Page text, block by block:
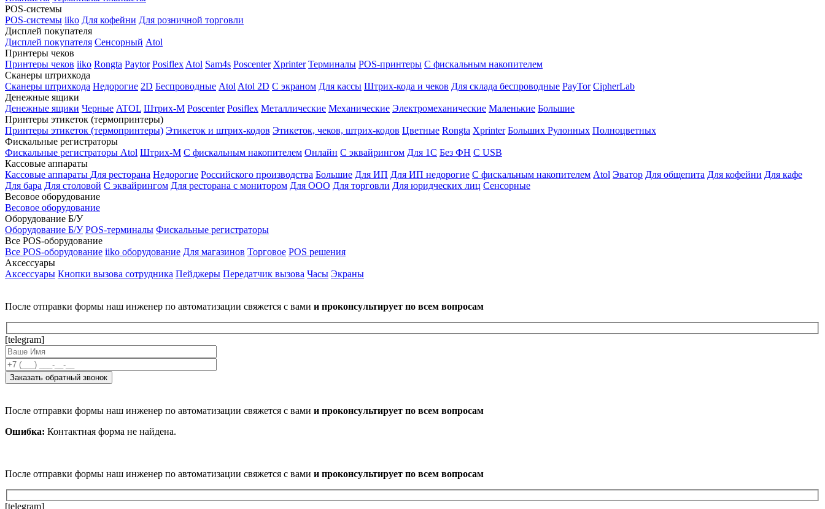
POS-системы
POS-системы iiko Для кофейни Для розничной торговли
Дисплей покупателя
Дисплей покупателя Сенсорный Atol
Принтеры чеков
Принтеры чеков iiko Rongta Paytor Posiflex Atol Sam4s Poscenter Xprinter Терминалы POS-принтеры С фискальным накопителем
Сканеры штрихкода
Сканеры штрихкода Недорогие 2D Беспроводные Atol Atol 2D С экраном Для кассы Штрих-кода и чеков Для склада беспроводные PayTor CipherLab
Денежные ящики
Денежные ящики Черные ATOL Штрих-М Poscenter Posiflex Металлические Механические Электромеханические Маленькие Большие
Принтеры этикеток (термопринтеры)
Принтеры этикеток (термопринтеры) Этикеток и штрих-кодов Этикеток, чеков, штрих-кодов Цветные Rongta Xprinter Больших Рулонных Полноцветных
Фискальные регистраторы
Фискальные регистраторы Atol Штрих-М С фискальным накопителем Онлайн С эквайрингом Для 1С Без ФН С USB
Кассовые аппараты
Кассовые аппараты Для ресторана Недорогие Российского производства Большие Для ИП Для ИП недорогие С фискальным накопителем Atol Эватор Для общепита Для кофейни Для кафе
Для бара Для столовой С эквайрингом Для ресторана с монитором Для ООО Для торговли Для юридческих лиц Сенсорные
Весовое оборудование
Весовое оборудование
Оборудование Б/У
Оборудование Б/У POS-терминалы Фискальные регистраторы
Все POS-оборудование
Все POS-оборудование iiko оборудование Для магазинов Торговое POS решения
Аксессуары
Аксессуары Кнопки вызова сотрудника Пейджеры Передатчик вызова Часы Экраны
После отправки формы наш инженер по автоматизации свяжется с вами и проконсультирует по всем вопросам
[telegram]
После отправки формы наш инженер по автоматизации свяжется с вами и проконсультирует по всем вопросам
Ошибка: Контактная форма не найдена.
После отправки формы наш инженер по автоматизации свяжется с вами и проконсультирует по всем вопросам
[telegram]